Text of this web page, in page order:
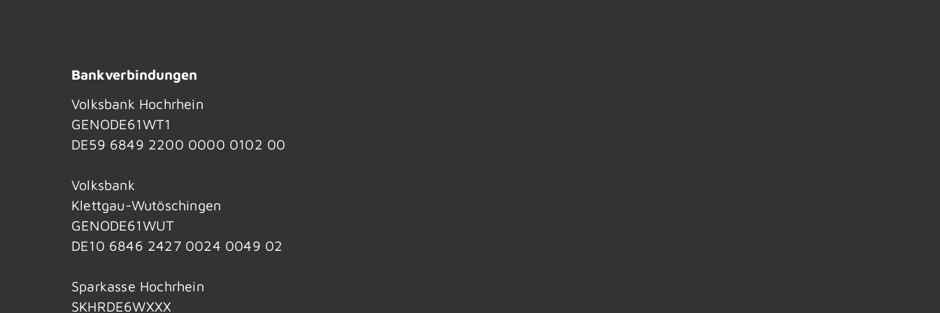
Bankverbindungen
Volksbank Hochrhein
GENODE61WT1
DE59 6849 2200 0000 0102 00
Volksbank
Klettgau-Wutöschingen
GENODE61WUT
DE10 6846 2427 0024 0049 02
Sparkasse Hochrhein
SKHRDE6WXXX